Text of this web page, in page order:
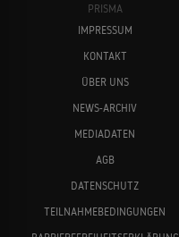
PRISMA
IMPRESSUM
KONTAKT
ÜBER UNS
NEWS-ARCHIV
MEDIADATEN
AGB
DATENSCHUTZ
TEILNAHMEBEDINGUNGEN